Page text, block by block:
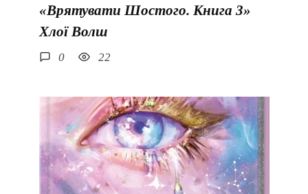
«Врятувати Шостого. Книга 3»
Хлої Волш
0 22